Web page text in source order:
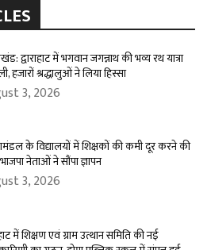
द्वाराहाट में भगवान जगन्नाथ की भव्य रथ यात्रा
हजारों श्रद्धालुओं ने लिया हिस्सा
3, 2026
के विद्यालयों में शिक्षकों की कमी दूर करने की
नेताओं ने सौंपा ज्ञापन
3, 2026
में शिक्षण एवं ग्राम उत्थान समिति की नई